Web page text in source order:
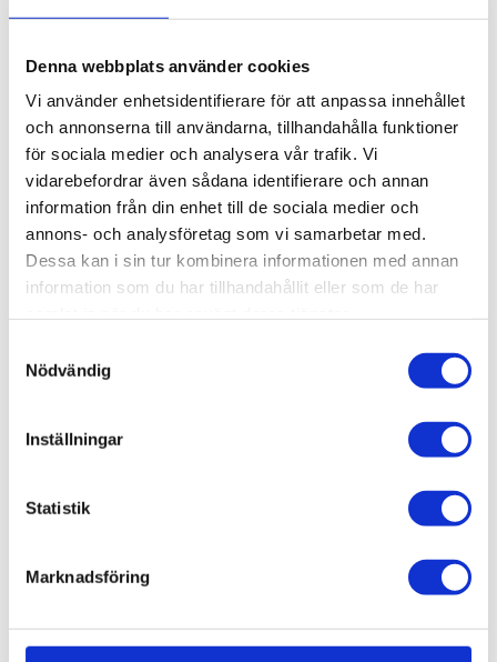
Denna webbplats använder cookies
Vi använder enhetsidentifierare för att anpassa innehållet
och annonserna till användarna, tillhandahålla funktioner
för sociala medier och analysera vår trafik. Vi
vidarebefordrar även sådana identifierare och annan
information från din enhet till de sociala medier och
annons- och analysföretag som vi samarbetar med.
Dessa kan i sin tur kombinera informationen med annan
information som du har tillhandahållit eller som de har
Nödvändig
Inställningar
Statistik
Marknadsföring
Adress:
Von Utfallsgatan 16, 415 05 Göteborg
Vardagar: 08:00 -16:00 - Lunch 12:00 - 13:00